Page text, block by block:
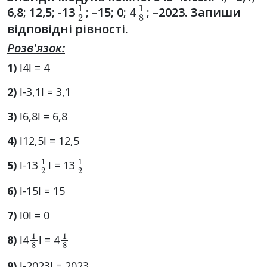
6,8; 12,5; -13
; –15; 0; 4
; –2023. Запиши
відповідні рівності.
Розв'язок:
1) ǀ4ǀ = 4
2) ǀ-3,1ǀ = 3,1
3) ǀ6,8ǀ = 6,8
4) ǀ12,5ǀ = 12,5
5) ǀ-13 1 ǀ = 13 1
6) ǀ-15ǀ = 15
7) ǀ0ǀ = 0
8) ǀ4 1 ǀ = 4 1